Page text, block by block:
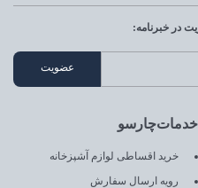
خدمات‌چارسو
خرید اقساطی لوازم آشپزخانه
رویه ارسال سفارش
در خبرنامه: